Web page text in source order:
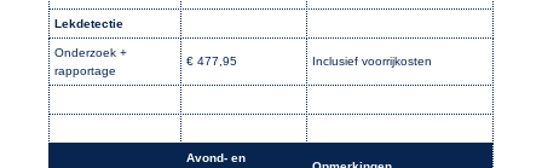
Lekdetectie
Onderzoek +
rapportage
€ 477,95 Inclusief voorrijkosten
Avond- en